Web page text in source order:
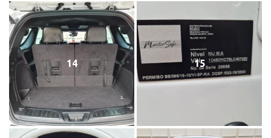
14 15